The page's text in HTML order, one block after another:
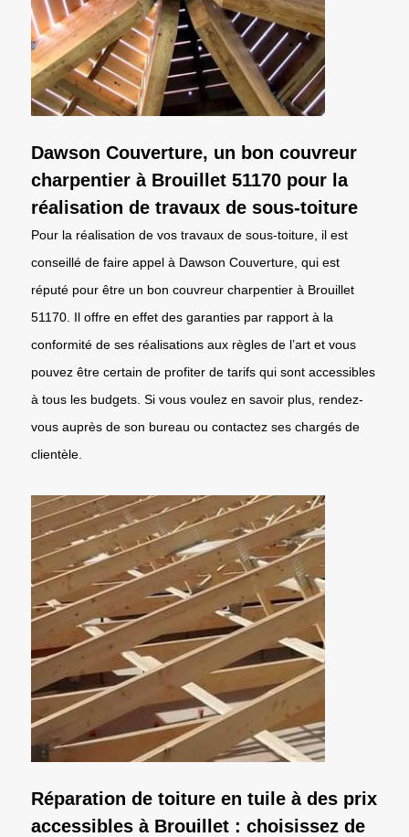
Dawson Couverture, un bon couvreur
charpentier à Brouillet 51170 pour la
réalisation de travaux de sous-toiture
Pour la réalisation de vos travaux de sous-toiture, il est
conseillé de faire appel à Dawson Couverture, qui est
réputé pour être un bon couvreur charpentier à Brouillet
51170. Il offre en effet des garanties par rapport à la
conformité de ses réalisations aux règles de l’art et vous
pouvez être certain de profiter de tarifs qui sont accessibles
à tous les budgets. Si vous voulez en savoir plus, rendez-
vous auprès de son bureau ou contactez ses chargés de
clientèle.
Réparation de toiture en tuile à des prix
accessibles à Brouillet : choisissez de